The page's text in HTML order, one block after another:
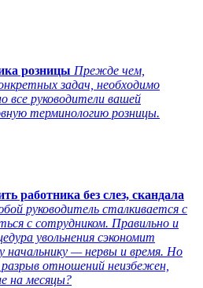
розницы Прежде чем,
задач, необходимо
все руководители вашей
терминологию розницы.
работника без слез, скандала
руководитель сталкивается с
с сотрудником. Правильно и
увольнения сэкономит
начальнику — нервы и время. Но
отношений неизбежен,
на месяцы?